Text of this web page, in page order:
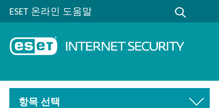
ESET 온라인 도움말
항목 선택